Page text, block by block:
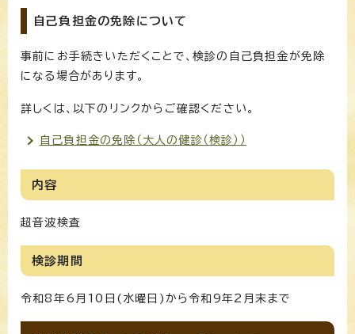
自己負担金の免除について
事前にお手続きいただくことで、検診の自己負担金が免除
になる場合があります。
詳しくは、以下のリンクからご確認ください。
自己負担金の免除（大人の健診（検診））
内容
超音波検査
検診期間
令和8年6月10日(水曜日)から令和9年2月末まで